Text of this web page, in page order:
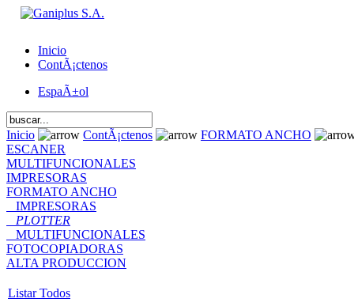
Inicio
ContÃ¡ctenos
EspaÃ±ol
Inicio ContÃ¡ctenos
FORMATO ANCHO
ESCANER
MULTIFUNCIONALES
IMPRESORAS
FORMATO ANCHO
IMPRESORAS
PLOTTER
MULTIFUNCIONALES
FOTOCOPIADORAS
ALTA PRODUCCION
Listar Todos